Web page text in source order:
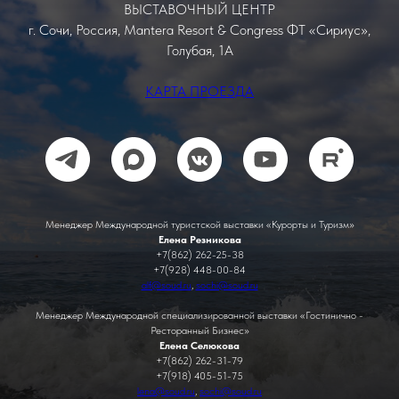
ВЫСТАВОЧНЫЙ ЦЕНТР
г. Сочи, Россия, Mantera Resort & Congress ФТ «Сириус»,
Голубая, 1А
КАРТА ПРОЕЗДА
Менеджер Международной туристской выставки «Курорты и Туризм»
Елена Резникова
+7(862) 262-25-38
+7(928) 448-00-84
alf@soud.ru, sochi@soud.ru
Менеджер Международной специализированной выставки «Гостинично -
Ресторанный Бизнес»
Елена Селюкова
+7(862) 262-31-79
+7(918) 405-51-75
lena@soud.ru, sochi@soud.ru